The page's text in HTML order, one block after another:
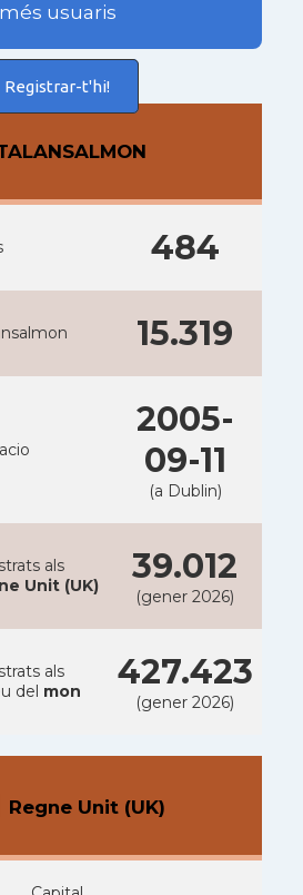
més usuaris
Registrar-t'hi!
484
15.319
2005-
09-11
(a Dublin)
als
Unit (UK) 39.012
(gener 2026)
als
del mon 427.423
(gener 2026)
Regne Unit (UK)